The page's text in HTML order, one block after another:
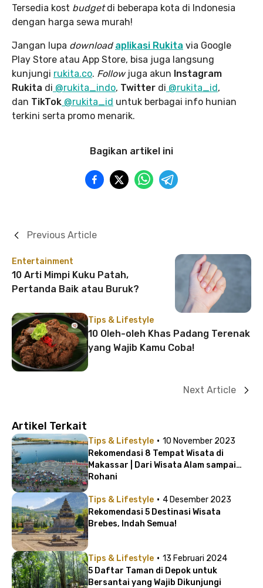
Tersedia kost budgetdi beberapa kota di Indonesia
dengan harga sewa murah!
Jangan lupa download aplikasi Rukita via Google
Play Store atau App Store, bisa juga langsung
kunjungi rukita.co. Followjuga akun Instagram
Rukita di @rukita_indo, Twitter di @rukita_id,
dan TikTok @rukita_id untuk berbagai info hunian
terkini serta promo menarik.
Bagikan artikel ini
Entertainment
10 Arti Mimpi Kuku Patah,
Pertanda Baik atau Buruk?
Previous Article
Tips & Lifestyle
10 Oleh-oleh Khas Padang Terenak
yang Wajib Kamu Coba!
Next Article
Artikel Terkait
Tips & Lifestyle · 10 November 2023
Rekomendasi 8 Tempat Wisata di
Makassar | Dari Wisata Alam sampai
Rohani
Tips & Lifestyle · 4 Desember 2023
Rekomendasi 5 Destinasi Wisata
Brebes, Indah Semua!
Tips & Lifestyle · 13 Februari 2024
5 Daftar Taman di Depok untuk
Bersantai yang Wajib Dikunjungi